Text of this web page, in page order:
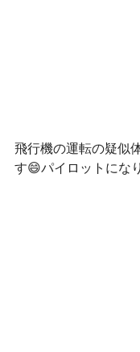
飛行機の運転の疑似
す😄パイロットにな